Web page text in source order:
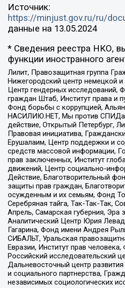
Источник:
https://minjust.gov.ru/ru/
данные на 13.05.2024
* Сведения реестра НКО,
функции иностранного
Лилит, Правозащитная группа
Нижегородский центр немецкой и
Центр гендерных исследований,
граждан Штаб, Институт права и
Фонд борьбы с коррупцией,
НАСИЛИЮ.НЕТ, Мы против СПИДа,
действие, Открытый Петербург,
Правовая инициатива,
Ерушалаим, Центр поддержки и
средств массовой информации,
прав заключенных, Институт
движений, Центр социально-
Действие, Благотворительный
защиты прав граждан,
осужденным и их семьям, Фонд
Серебряная тайга, Так-Так-Так,
Апрель, Самарская губерния, Эра
Аналитический Центр Юрия
Гагарина, Фонд имени Андрея
СИБАЛЬТ, Уральская
Евразии, Институт прав
Российский исследовательский
Дальневосточный центр
и социального партнерства,
независимых социологических